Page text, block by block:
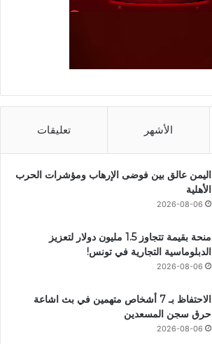
الأشهر تعليقات
اليمن عالق بين فوضى الإرهاب ومؤشرات الحرب
الأهلية
2026-08-06
منحة بقيمة تتجاوز 1.5 مليون دولار لتعزيز
الدبلوماسية التجارية في تونس!
2026-08-06
الاحتفاظ بـ 7 أشخاص متهمين في بث اشاعة
حرق سجن المسعدين
2026-08-06